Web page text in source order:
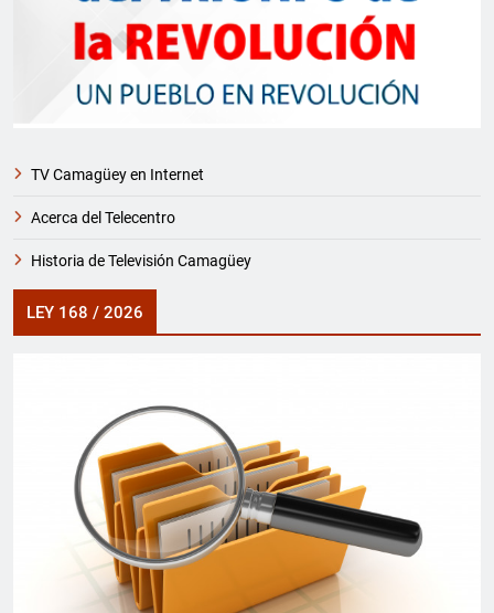
TV Camagüey en Internet
Acerca del Telecentro
Historia de Televisión Camagüey
LEY 168 / 2026